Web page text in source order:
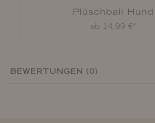
Plüschball Hund
ab 14,99 €*
BEWERTUNGEN (0)